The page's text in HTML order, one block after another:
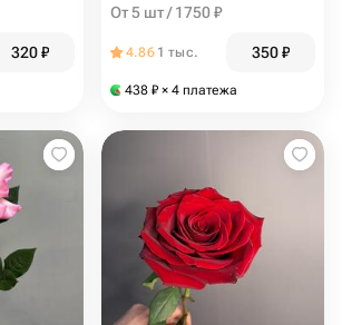
320₽
От 5 шт / 1750 ₽
4.86 1 тыс. 350₽
438 ₽ × 4 платежа